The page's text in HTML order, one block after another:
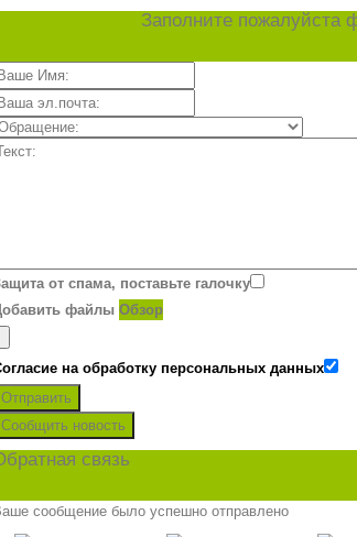
Заполните пожалуйста
от спама, поставьте галочку
файлы Обзор
на обработку персональных данных
Отправить
Сообщить новость
связь
сообщение было успешно отправлено